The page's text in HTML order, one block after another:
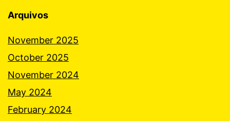
Arquivos
November 2025
October 2025
November 2024
May 2024
February 2024